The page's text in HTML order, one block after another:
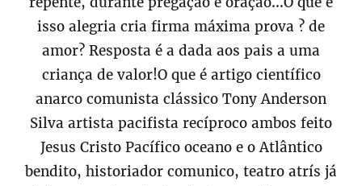
isso alegria cria firma máxima prova ? de
amor? Resposta é a dada aos pais a uma
criança de valor!O que é artigo científico
anarco comunista clássico Tony Anderson
Silva artista pacifista recíproco ambos feito
Jesus Cristo Pacífico oceano e o Atlântico
bendito, historiador comunico, teatro atrís já